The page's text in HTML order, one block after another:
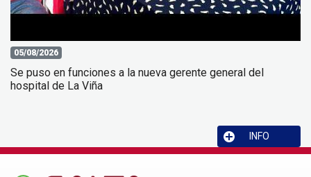
05/08/2026
Se puso en funciones a la nueva gerente general del
hospital de La Viña
INFO